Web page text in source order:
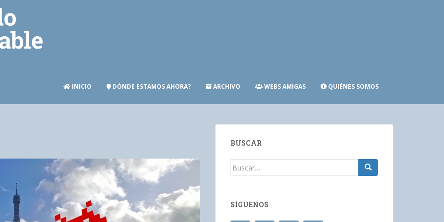
INICIO DÓNDE ESTAMOS AHORA? ARCHIVO WEBS AMIGAS QUIÉNES SOMOS
BUSCAR
Buscar:
SÍGUENOS